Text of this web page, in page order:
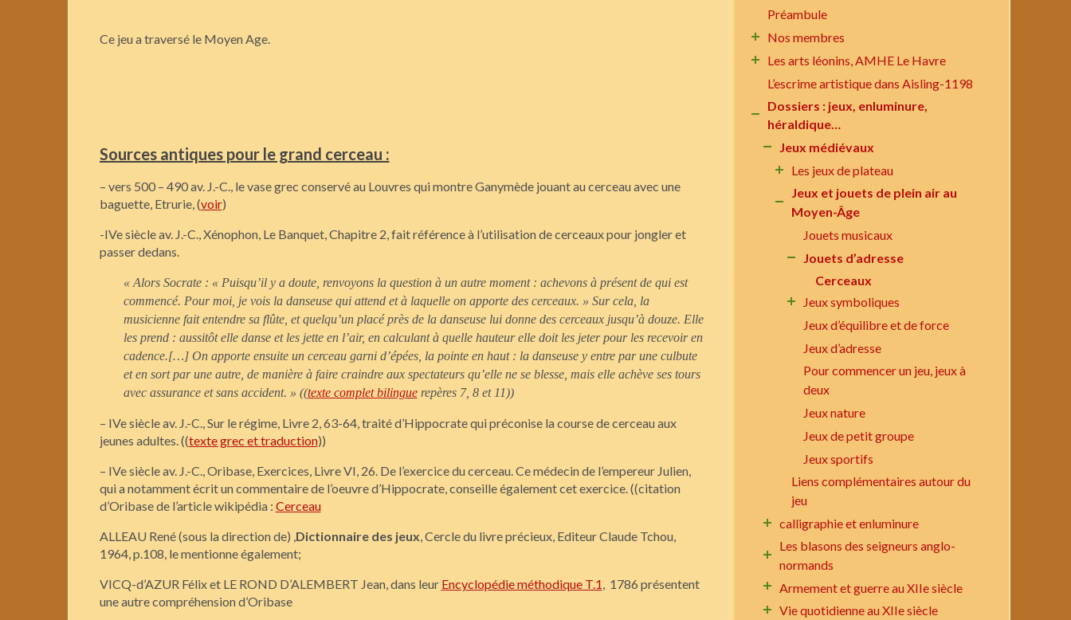
Ce jeu a traversé le Moyen Age.
Sources antiques pour le grand cerceau :
– vers 500 – 490 av. J.-C., le vase grec conservé au Louvres qui montre Ganymède jouant au cerceau avec une
baguette, Etrurie, (voir)
-IVe siècle av. J.-C., Xénophon, Le Banquet, Chapitre 2, fait référence à l’utilisation de cerceaux pour jongler et
passer dedans.
« Alors Socrate : « Puisqu’il y a doute, renvoyons la question à un autre moment : achevons à présent de qui est
commencé. Pour moi, je vois la danseuse qui attend et à laquelle on apporte des cerceaux. » Sur cela, la
musicienne fait entendre sa flûte, et quelqu’un placé près de la danseuse lui donne des cerceaux jusqu’à douze. Elle
les prend : aussitôt elle danse et les jette en l’air, en calculant à quelle hauteur elle doit les jeter pour les recevoir en
cadence.[…] On apporte ensuite un cerceau garni d’épées, la pointe en haut : la danseuse y entre par une culbute
et en sort par une autre, de manière à faire craindre aux spectateurs qu’elle ne se blesse, mais elle achève ses tours
avec assurance et sans accident. » ((texte complet bilinguerepères 7, 8 et 11))
– IVe siècle av. J.-C., Sur le régime, Livre 2, 63-64, traité d’Hippocrate qui préconise la course de cerceau aux
jeunes adultes. ((texte grec et traduction))
– IVe siècle av. J.-C., Oribase, Exercices, Livre VI, 26. De l’exercice du cerceau. Ce médecin de l’empereur Julien,
qui a notamment écrit un commentaire de l’oeuvre d’Hippocrate, conseille également cet exercice. ((citation
d’Oribase de l’article wikipédia : Cerceau
ALLEAU René (sous la direction de) ,Dictionnaire des jeux, Cercle du livre précieux, Editeur Claude Tchou,
1964, p.108, le mentionne également;
VICQ-d’AZUR Félix et LE ROND D’ALEMBERT Jean, dans leur Encyclopédie méthodique T.1, 1786 présentent
une autre compréhension d’Oribase
Préambule
Nos membres
Les arts léonins, AMHE Le Havre
L’escrime artistique dans Aisling-1198
Dossiers : jeux, enluminure,
héraldique…
Jeux médiévaux
Les jeux de plateau
Jeux et jouets de plein air au
Moyen-Âge
Jouets musicaux
Jouets d’adresse
Cerceaux
Jeux symboliques
Jeux d’équilibre et de force
Jeux d’adresse
Pour commencer un jeu, jeux à
deux
Jeux nature
Jeux de petit groupe
Jeux sportifs
Liens complémentaires autour du
jeu
calligraphie et enluminure
Les blasons des seigneurs anglo-
normands
Armement et guerre au XIIe siècle
Vie quotidienne au XIIe siècle